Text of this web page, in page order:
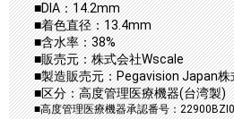
■DIA：14.2mm
■着色直径：13.4mm
■含水率：38%
■販売元：株式会社Wscale
■製造販売元：Pegavision Japan株
■区分：高度管理医療機器(台湾製)
■高度管理医療機器承認番号：